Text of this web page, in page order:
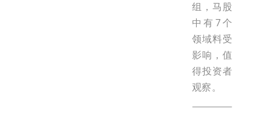
组，马股
中有7个
领域料受
影响，值
得投资者
观察。